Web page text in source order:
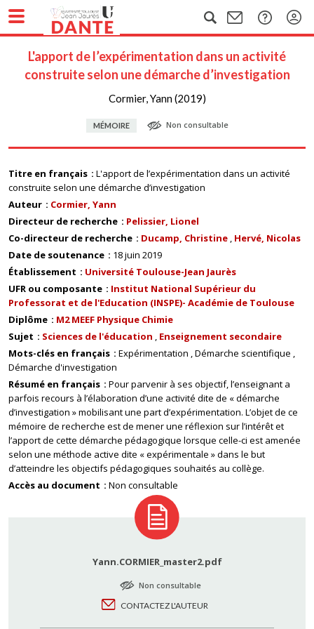
L'apport de l’expérimentation dans un activité
construite selon une démarche d’investigation
Cormier, Yann (2019)
MÉMOIRE Non consultable
Titre en français
L'apport de l’expérimentation dans un activité
construite selon une démarche d’investigation
Auteur
Cormier, Yann
Directeur de recherche
Pelissier, Lionel
Co-directeur de recherche
Ducamp, Christine Hervé, Nicolas
Date de soutenance
18 juin 2019
Établissement
Université Toulouse-Jean Jaurès
UFR ou composante
Institut National Supérieur du
Professorat et de l'Education (INSPE)- Académie de Toulouse
Diplôme
M2 MEEF Physique Chimie
Sujet
Sciences de l'éducation
Enseignement secondaire
Mots-clés en français
Expérimentation Démarche scientifique
Démarche d'investigation
Résumé en français
Pour parvenir à ses objectif, l’enseignant a
parfois recours à l’élaboration d’une activité dite de « démarche
d’investigation » mobilisant une part d’expérimentation. L’objet de ce
mémoire de recherche est de mener une réflexion sur l’intérêt et
l’apport de cette démarche pédagogique lorsque celle-ci est amenée
selon une méthode active dite « expérimentale » dans le but
d’atteindre les objectifs pédagogiques souhaités au collège.
Accès au document
Non consultable
Yann.CORMIER_master2.pdf
Non consultable
CONTACTEZ L'AUTEUR